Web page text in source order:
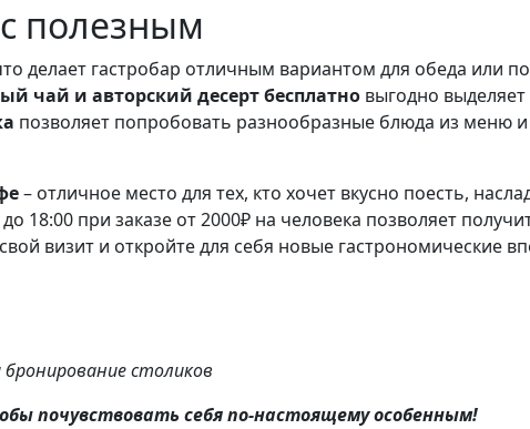
полезным
делает гастробар отличным вариантом для обеда или
чай и авторский десерт бесплатно выгодно
позволяет попробовать разнообразные блюда из меню
– отличное место для тех, кто хочет вкусно поесть,
18:00 при заказе от 2000₽ на человека позволяет
визит и откройте для себя новые гастрономические
столиков
почувствовать себя по-настоящему особенным!